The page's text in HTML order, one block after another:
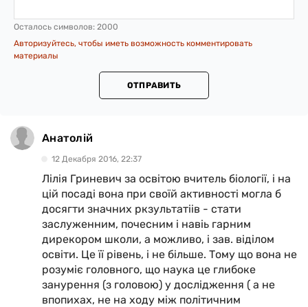
Осталось символов: 2000
Авторизуйтесь, чтобы иметь возможность комментировать
материалы
ОТПРАВИТЬ
Анатолій
12 Декабря 2016, 22:37
Лілія Гриневич за освітою вчитель біології, і на
цій посаді вона при своїй активності могла б
досягти значних ркзультатіів - стати
заслуженним, почесним і навіь гарним
дирекором школи, а можливо, і зав. віділом
освіти. Це її рівень, і не більше. Тому що вона не
розуміє головного, що наука це глибоке
занурення (з головою) у дослідження ( а не
впопихах, не на ходу між політичним